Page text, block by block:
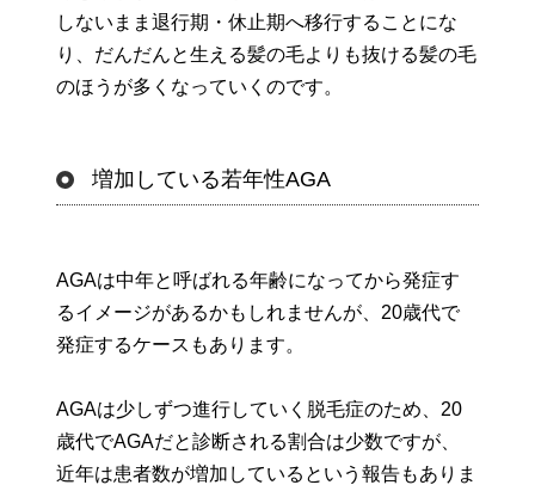
しないまま退行期・休止期へ移行することにな
り、だんだんと生える髪の毛よりも抜ける髪の毛
のほうが多くなっていくのです。
増加している若年性AGA
AGAは中年と呼ばれる年齢になってから発症す
るイメージがあるかもしれませんが、20歳代で
発症するケースもあります。
AGAは少しずつ進行していく脱毛症のため、20
歳代でAGAだと診断される割合は少数ですが、
近年は患者数が増加しているという報告もありま